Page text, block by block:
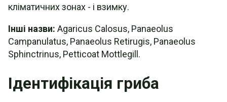
кліматичних зонах - і взимку.
Інші назви: Agaricus Calosus, Panaeolus
Campanulatus, Panaeolus Retirugis, Panaeolus
Sphinctrinus, Petticoat Mottlegill.
Ідентифікація гриба